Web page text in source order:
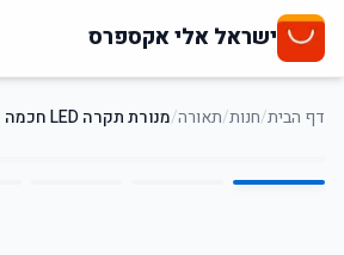
ישראל אלי אקספרס
דף הבית/חנות/תאורה/מנורת תקרה LED חכמה
1
/
5